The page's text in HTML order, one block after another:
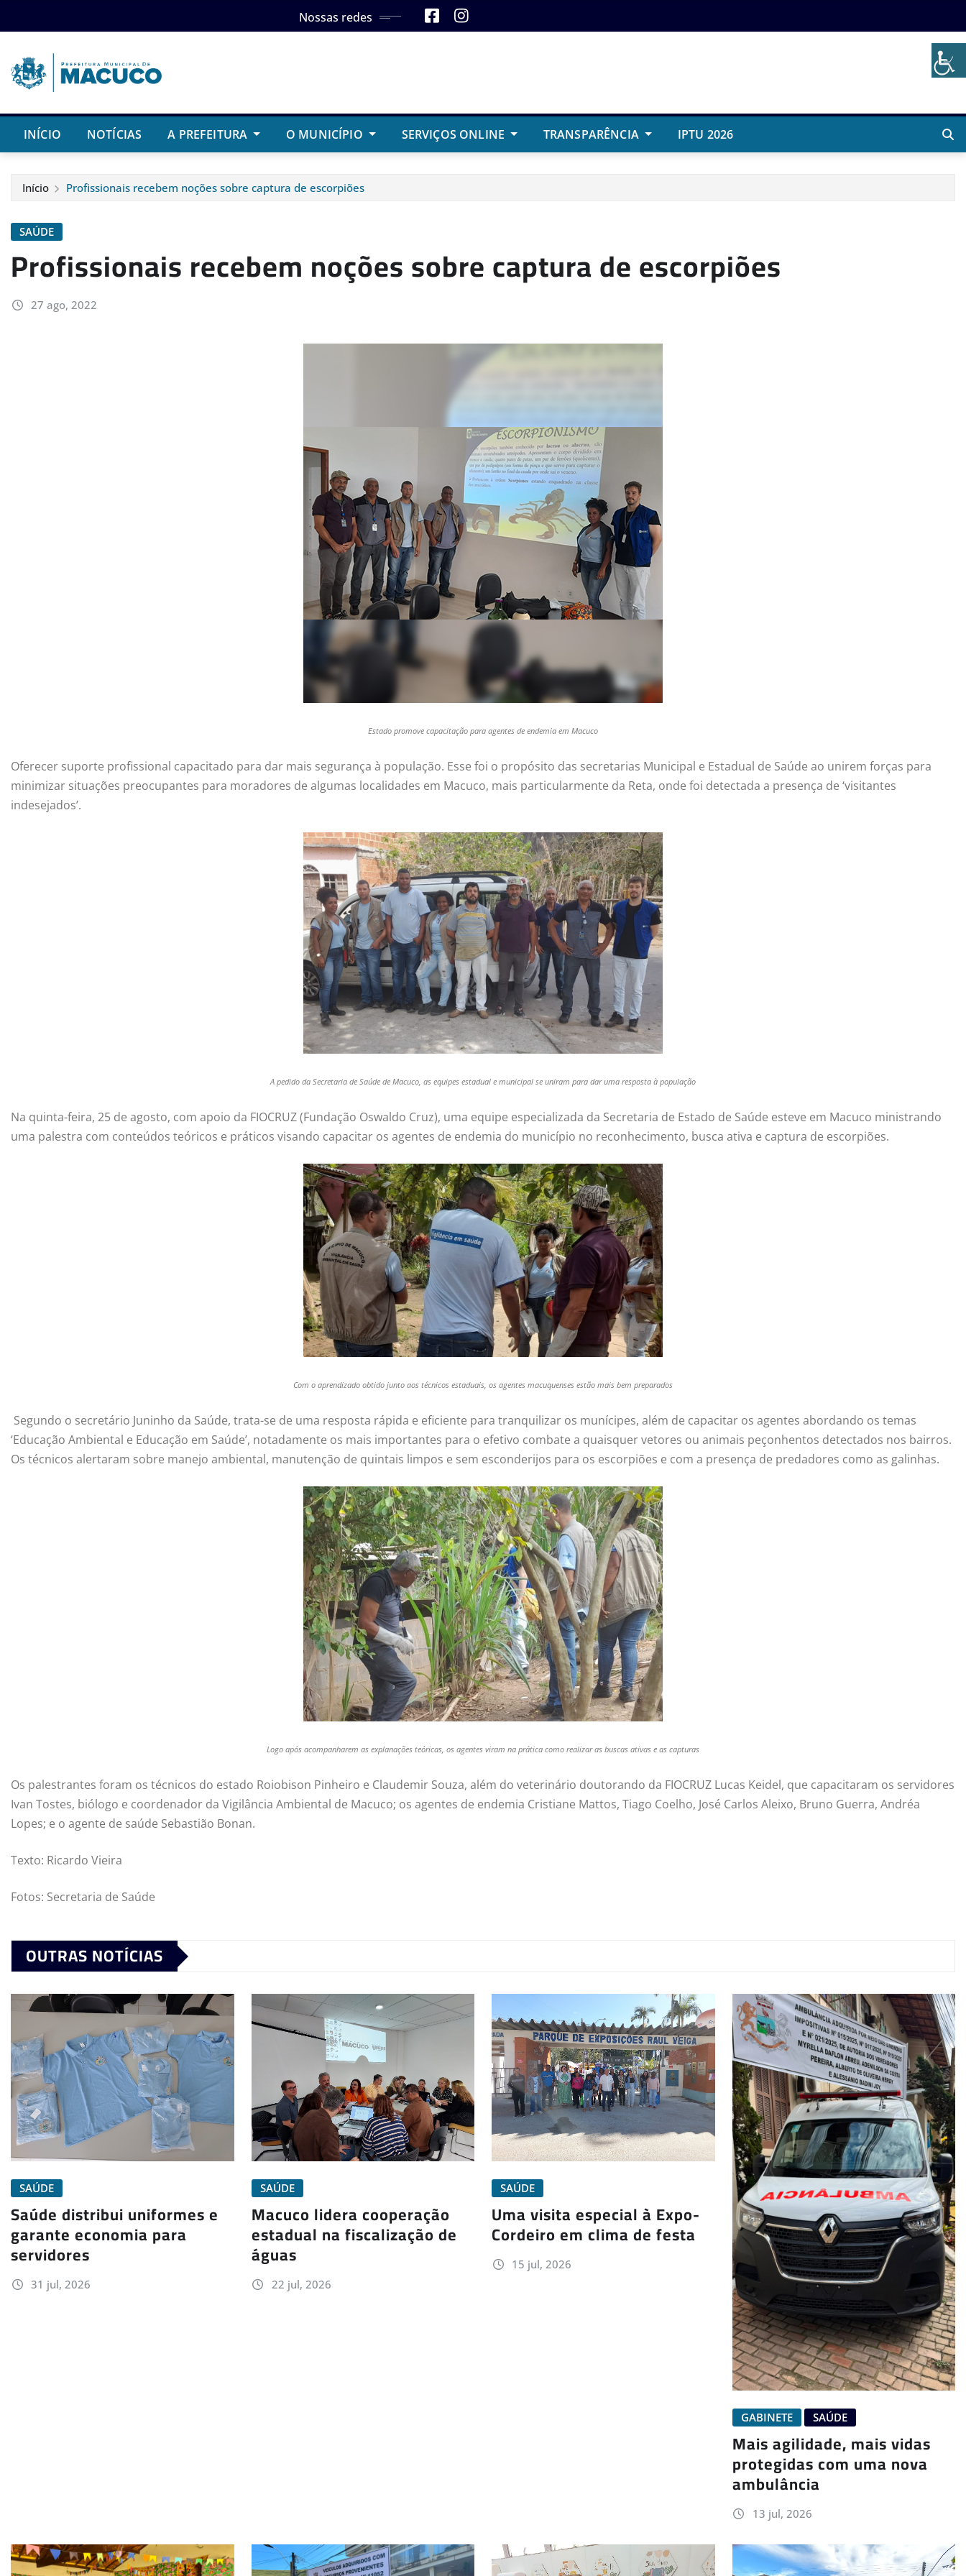
to
Nossas redes
INÍCIO NOTÍCIAS A PREFEITURA O MUNICÍPIO SERVIÇOS ONLINE TRANSPARÊNCIA IPTU 2026
Início Profissionais recebem noções sobre captura de escorpiões
SAÚDE
Profissionais recebem noções sobre captura de escorpiões
27 ago, 2022
Estado promove capacitação para agentes de endemia em Macuco
Oferecer suporte profissional capacitado para dar mais segurança à população. Esse foi o propósito das secretarias Municipal e Estadual de Saúde ao unirem forças para
minimizar situações preocupantes para moradores de algumas localidades em Macuco, mais particularmente da Reta, onde foi detectada a presença de ‘visitantes
indesejados’.
A pedido da Secretaria de Saúde de Macuco, as equipes estadual e municipal se uniram para dar uma resposta à população
Na quinta-feira, 25 de agosto, com apoio da FIOCRUZ (Fundação Oswaldo Cruz), uma equipe especializada da Secretaria de Estado de Saúde esteve em Macuco ministrando
uma palestra com conteúdos teóricos e práticos visando capacitar os agentes de endemia do município no reconhecimento, busca ativa e captura de escorpiões.
Com o aprendizado obtido junto aos técnicos estaduais, os agentes macuquenses estão mais bem preparados
Segundo o secretário Juninho da Saúde, trata-se de uma resposta rápida e eficiente para tranquilizar os munícipes, além de capacitar os agentes abordando os temas
‘Educação Ambiental e Educação em Saúde’, notadamente os mais importantes para o efetivo combate a quaisquer vetores ou animais peçonhentos detectados nos bairros.
Os técnicos alertaram sobre manejo ambiental, manutenção de quintais limpos e sem esconderijos para os escorpiões e com a presença de predadores como as galinhas.
Logo após acompanharem as explanações teóricas, os agentes viram na prática como realizar as buscas ativas e as capturas
Os palestrantes foram os técnicos do estado Roiobison Pinheiro e Claudemir Souza, além do veterinário doutorando da FIOCRUZ Lucas Keidel, que capacitaram os servidores
Ivan Tostes, biólogo e coordenador da Vigilância Ambiental de Macuco; os agentes de endemia Cristiane Mattos, Tiago Coelho, José Carlos Aleixo, Bruno Guerra, Andréa
Lopes; e o agente de saúde Sebastião Bonan.
Texto: Ricardo Vieira
Fotos: Secretaria de Saúde
OUTRAS NOTÍCIAS
SAÚDE
Saúde distribui uniformes e
garante economia para
servidores
31 jul, 2026
SAÚDE
Macuco lidera cooperação
estadual na fiscalização de
águas
22 jul, 2026
SAÚDE
Uma visita especial à Expo-
Cordeiro em clima de festa
15 jul, 2026
GABINETE SAÚDE
Mais agilidade, mais vidas
protegidas com uma nova
ambulância
13 jul, 2026